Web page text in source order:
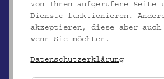
von Ihnen aufgerufene Seite
Dienste funktionieren.
akzeptieren, diese aber auch
wenn Sie möchten.
Datenschutzerklärung